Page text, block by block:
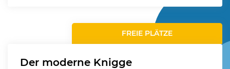
FREIE PLÄTZE
Der moderne Knigge